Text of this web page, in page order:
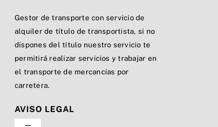
Gestor de transporte con servicio de
alquiler de título de transportista, si no
dispones del título nuestro servicio te
permitirá realizar servicios y trabajar en
el transporte de mercancías por
carretera.
AVISO LEGAL